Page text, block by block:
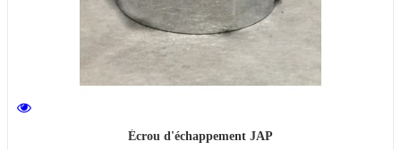
Écrou d'échappement JAP